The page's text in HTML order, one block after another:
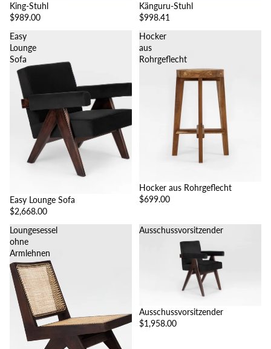
King-Stuhl
$989.00
Känguru-Stuhl
$998.41
Easy
Lounge
Sofa
Easy Lounge Sofa
$2,668.00
Hocker
aus
Rohrgeflecht
Hocker aus Rohrgeflecht
$699.00
Loungesessel
ohne
Armlehnen
Ausschussvorsitzender
Ausschussvorsitzender
$1,958.00